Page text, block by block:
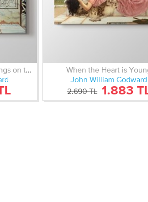
Under the Blossom that Hangs on the Bough 1917
When the Heart is
John William Godward
2.690 TL 1.883